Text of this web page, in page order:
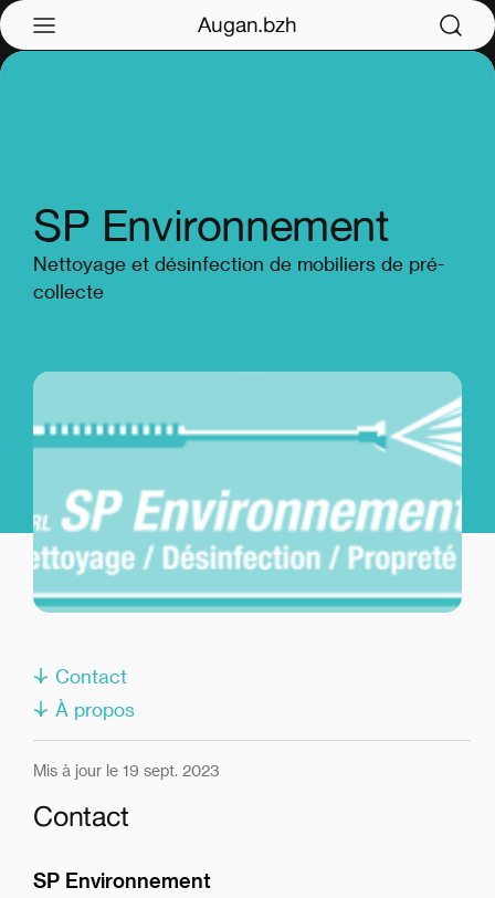
Augan.bzh
SP Environnement
Nettoyage et désinfection de mobiliers de pré-
collecte
Contact
À propos
Mis à jour le 19 sept. 2023
Contact
SP Environnement